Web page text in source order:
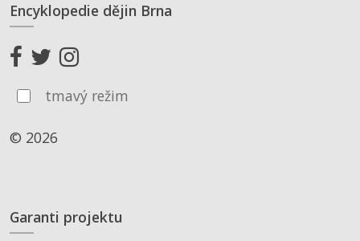
Encyklopedie dějin Brna
tmavý režim
© 2026
Garanti projektu